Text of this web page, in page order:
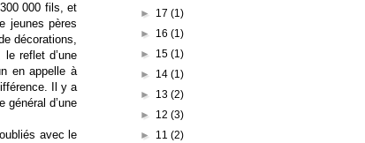
000 fils, et
jeunes pères
décorations,
reflet d’une
en appelle à
Il y a
général d’une
avec le
► 17 (1)
► 16 (1)
► 15 (1)
► 14 (1)
► 13 (2)
► 12 (3)
► 11 (2)